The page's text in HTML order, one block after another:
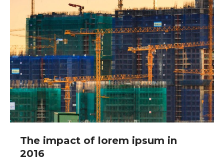
The impact of lorem ipsum in
2016